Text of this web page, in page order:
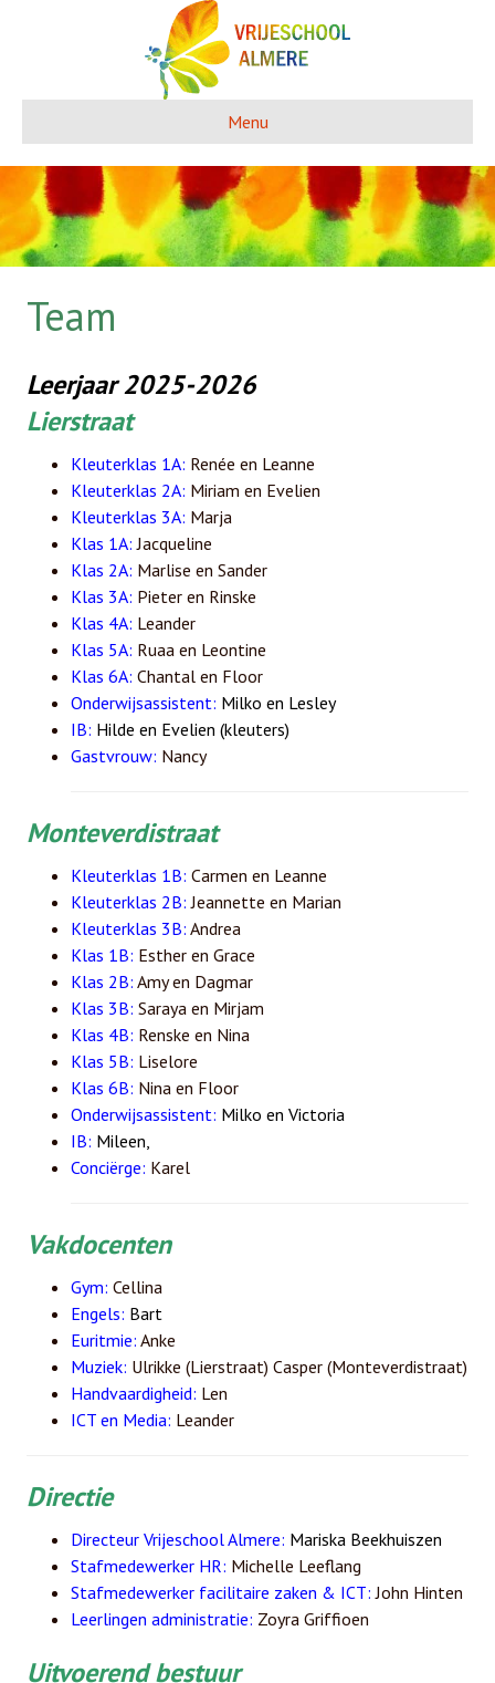
Menu
Team
Leerjaar 2025-2026
Lierstraat
Kleuterklas 1A: Renée en Leanne
Kleuterklas 2A: Miriam en Evelien
Kleuterklas 3A: Marja
Klas 1A: Jacqueline
Klas 2A: Marlise en Sander
Klas 3A: Pieter en Rinske
Klas 4A: Leander
Klas 5A: Ruaa en Leontine
Klas 6A: Chantal en Floor
Onderwijsassistent: Milko en Lesley
IB: Hilde en Evelien (kleuters)
Gastvrouw: Nancy
Monteverdistraat
Kleuterklas 1B: Carmen en Leanne
Kleuterklas 2B: Jeannette en Marian
Kleuterklas 3B: Andrea
Klas 1B: Esther en Grace
Klas 2B: Amy en Dagmar
Klas 3B: Saraya en Mirjam
Klas 4B: Renske en Nina
Klas 5B: Liselore
Klas 6B: Nina en Floor
Onderwijsassistent: Milko en Victoria
IB: Mileen,
Conciërge: Karel
Vakdocenten
Gym: Cellina
Engels: Bart
Euritmie: Anke
Muziek: Ulrikke (Lierstraat) Casper (Monteverdistraat)
Handvaardigheid: Len
ICT en Media: Leander
Directie
Directeur Vrijeschool Almere: Mariska Beekhuiszen
Stafmedewerker HR: Michelle Leeflang
Stafmedewerker facilitaire zaken & ICT:John Hinten
Leerlingen administratie: Zoyra Griffioen
Uitvoerend bestuur